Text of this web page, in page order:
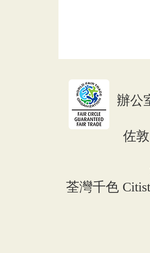
辦公
佐
荃灣千色